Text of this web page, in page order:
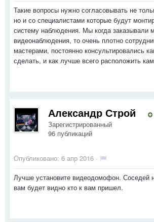
Такие вопросы нужно согласовывать не
но и со специалистами которые будут
систему наблюдения. Мы когда заказывали
видеонаблюдения, то очень плотно
мастерами, постоянно консультировались
сделать, и как лучше всего расположить
Александр Строй
Зарегистрированный
96 публикаций
Опубликовано: 6 апр 2016 ·
Лучше установите видеодомофон. Соседей
вам будет видно кто к вам пришел.